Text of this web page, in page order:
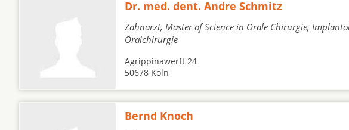
Dr. med. dent. Andre Schmitz
Zahnarzt, Master of Science in Orale Chirurgie,
Oralchirurgie
Agrippinawerft 24
50678 Köln
Bernd Knoch